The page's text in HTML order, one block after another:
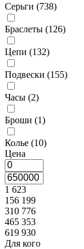
Серьги (738)
Браслеты (126)
Цепи (132)
Подвески (155)
Часы (2)
Броши (1)
Колье (10)
Цена
1 623
156 199
310 776
465 353
619 930
Для кого